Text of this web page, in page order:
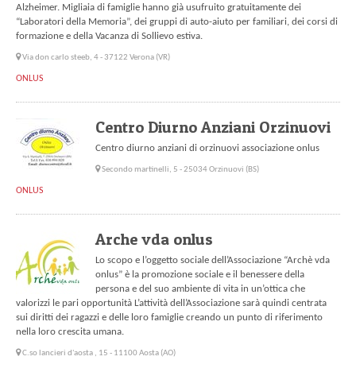
Alzheimer. Migliaia di famiglie hanno già usufruito gratuitamente dei
“Laboratori della Memoria”, dei gruppi di auto-aiuto per familiari, dei corsi di
formazione e della Vacanza di Sollievo estiva.
Via don carlo steeb, 4 - 37122 Verona (VR)
ONLUS
Centro Diurno Anziani Orzinuovi
Centro diurno anziani di orzinuovi associazione onlus
Secondo martinelli, 5 - 25034 Orzinuovi (BS)
ONLUS
Arche vda onlus
Lo scopo e l’oggetto sociale dell’Associazione “Archè vda
onlus” è la promozione sociale e il benessere della
persona e del suo ambiente di vita in un’ottica che
valorizzi le pari opportunità L’attività dell’Associazione sarà quindi centrata
sui diritti dei ragazzi e delle loro famiglie creando un punto di riferimento
nella loro crescita umana.
C.so lancieri d'aosta , 15 - 11100 Aosta (AO)